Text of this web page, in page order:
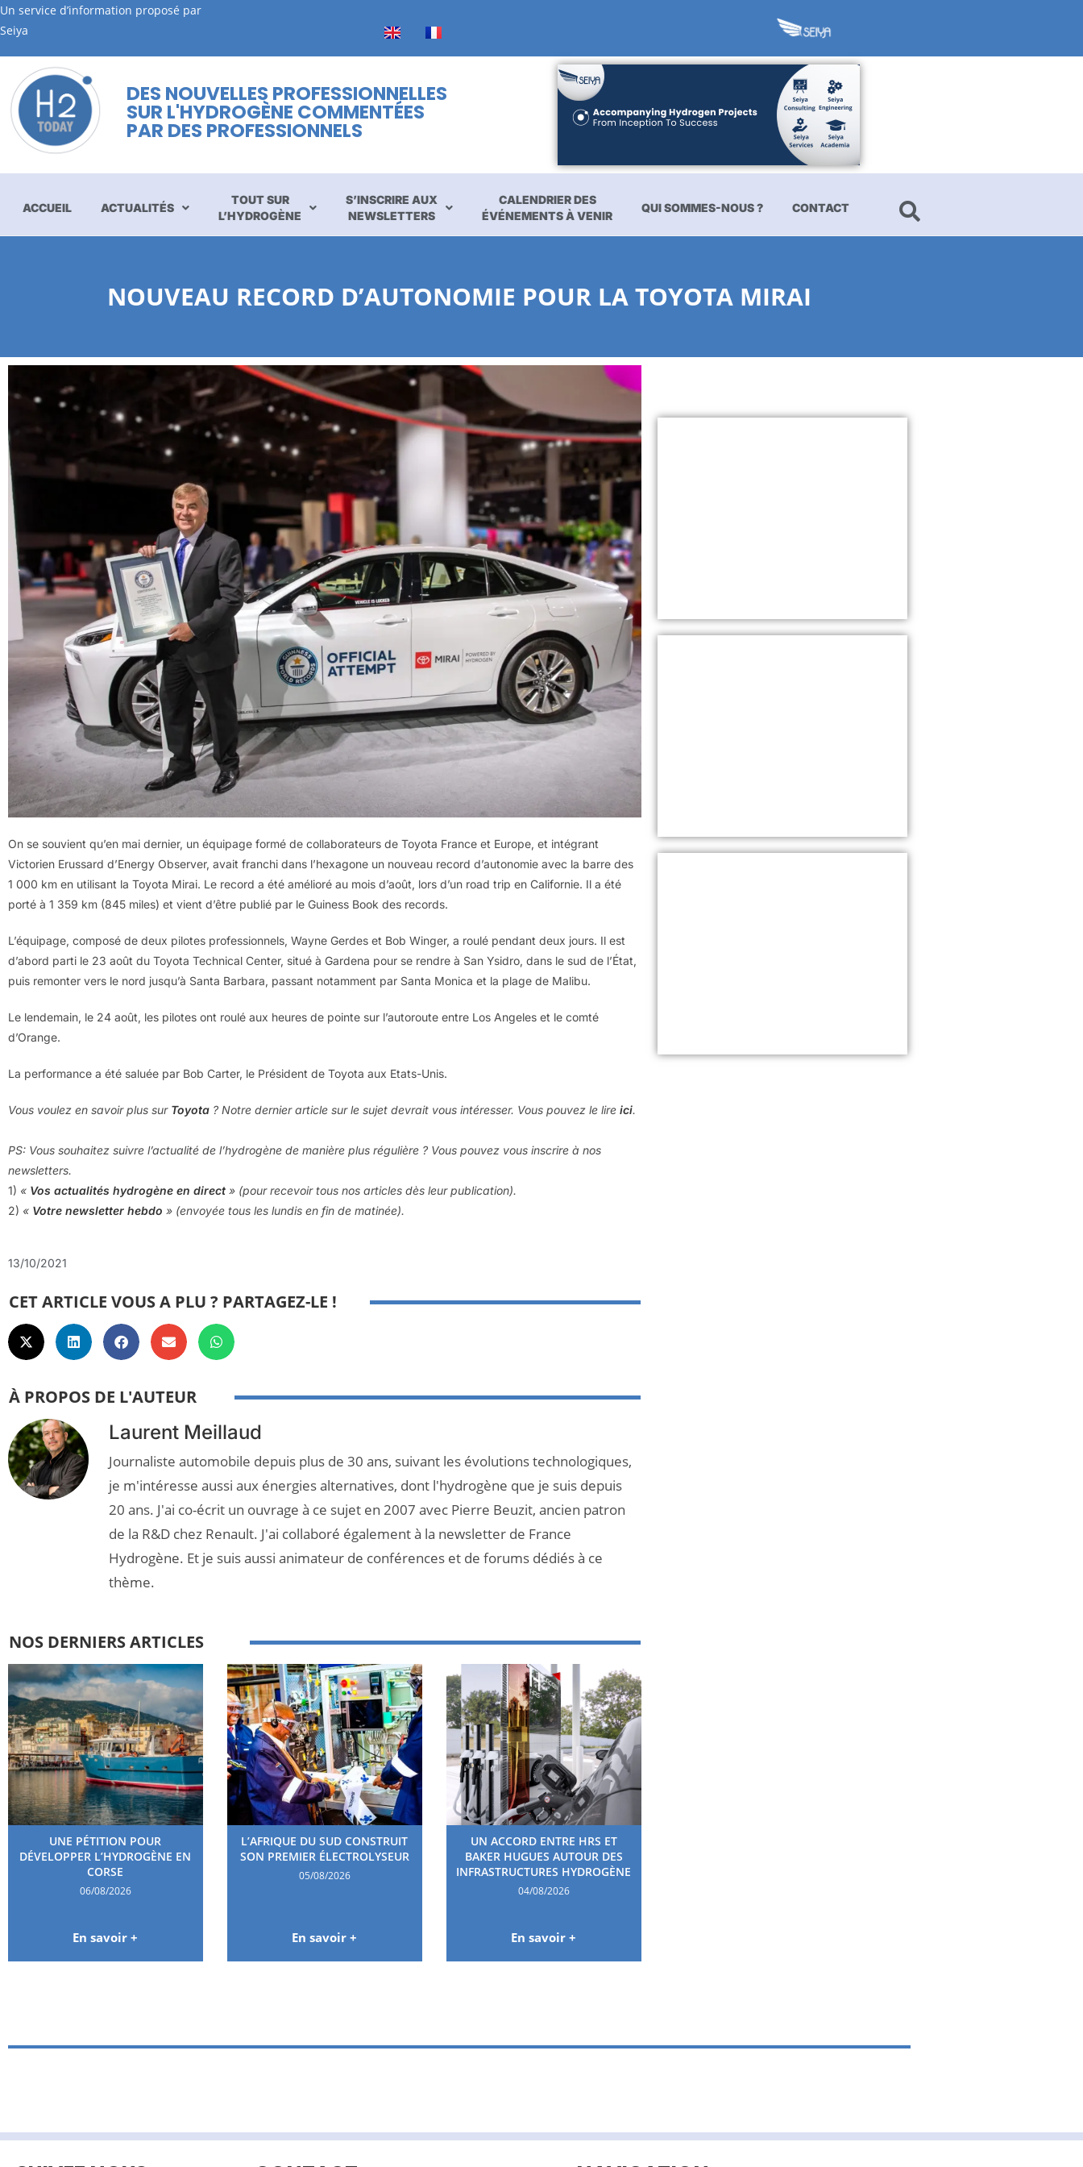
Un service d’information proposé par
Seiya
DES NOUVELLES PROFESSIONNELLES
SUR L'HYDROGÈNE COMMENTÉES
PAR DES PROFESSIONNELS
ACCUEIL ACTUALITÉS
TOUT SUR
L’HYDROGÈNE
S’INSCRIRE AUX
NEWSLETTERS
CALENDRIER DES
ÉVÉNEMENTS À VENIR
QUI SOMMES-NOUS ? CONTACT
NOUVEAU RECORD D’AUTONOMIE POUR LA TOYOTA MIRAI
On se souvient qu’en mai dernier, un équipage formé de collaborateurs de Toyota France et Europe, et intégrant
Victorien Erussard d’Energy Observer, avait franchi dans l’hexagone un nouveau record d’autonomie avec la barre des
1 000 km en utilisant la Toyota Mirai. Le record a été amélioré au mois d’août, lors d’un road trip en Californie. Il a été
porté à 1 359 km (845 miles) et vient d’être publié par le Guiness Book des records.
L’équipage, composé de deux pilotes professionnels, Wayne Gerdes et Bob Winger, a roulé pendant deux jours. Il est
d’abord parti le 23 août du Toyota Technical Center, situé à Gardena pour se rendre à San Ysidro, dans le sud de l’État,
puis remonter vers le nord jusqu’à Santa Barbara, passant notamment par Santa Monica et la plage de Malibu.
Le lendemain, le 24 août, les pilotes ont roulé aux heures de pointe sur l’autoroute entre Los Angeles et le comté
d’Orange.
La performance a été saluée par Bob Carter, le Président de Toyota aux Etats-Unis.
Vous voulez en savoir plus sur Toyota ? Notre dernier article sur le sujet devrait vous intéresser. Vous pouvez le lire ici.
PS: Vous souhaitez suivre l’actualité de l’hydrogène de manière plus régulière ? Vous pouvez vous inscrire à nos
newsletters.
1) « Vos actualités hydrogène en direct » (pour recevoir tous nos articles dès leur publication).
2) « Votre newsletter hebdo » (envoyée tous les lundis en fin de matinée).
13/10/2021
CET ARTICLE VOUS A PLU ? PARTAGEZ-LE !
À PROPOS DE L'AUTEUR
Laurent Meillaud
Journaliste automobile depuis plus de 30 ans, suivant les évolutions technologiques,
je m'intéresse aussi aux énergies alternatives, dont l'hydrogène que je suis depuis
20 ans. J'ai co-écrit un ouvrage à ce sujet en 2007 avec Pierre Beuzit, ancien patron
de la R&D chez Renault. J'ai collaboré également à la newsletter de France
Hydrogène. Et je suis aussi animateur de conférences et de forums dédiés à ce
thème.
NOS DERNIERS ARTICLES
UNE PÉTITION POUR
DÉVELOPPER L’HYDROGÈNE EN
CORSE
06/08/2026
En savoir +
L’AFRIQUE DU SUD CONSTRUIT
SON PREMIER ÉLECTROLYSEUR
05/08/2026
En savoir +
UN ACCORD ENTRE HRS ET
BAKER HUGUES AUTOUR DES
INFRASTRUCTURES HYDROGÈNE
04/08/2026
En savoir +